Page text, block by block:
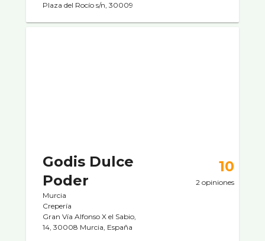
Plaza del Rocí­o s/n, 30009
Godis Dulce
Poder
Murcia
Creperí­a
Gran Vía Alfonso X el Sabio,
14, 30008 Murcia, España
10
2 opiniones